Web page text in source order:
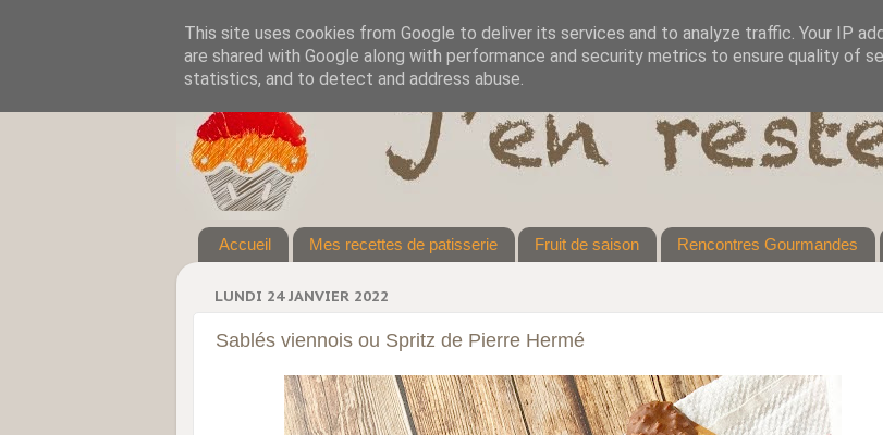
Accueil Mes recettes de patisserie Fruit de saison Rencontres Gourmandes
LUNDI 24 JANVIER 2022
Sablés viennois ou Spritz de Pierre Hermé
This site uses cookies from Google to deliver its services and to analyze traffic. Your IP
are shared with Google along with performance and security metrics to ensure quality of
statistics, and to detect and address abuse.